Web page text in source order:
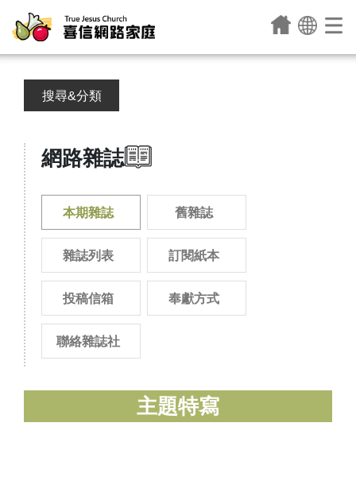
搜尋&分類
網路雜誌
本期雜誌 舊雜誌
雜誌列表 訂閱紙本
投稿信箱 奉獻方式
聯絡雜誌社
主題特寫